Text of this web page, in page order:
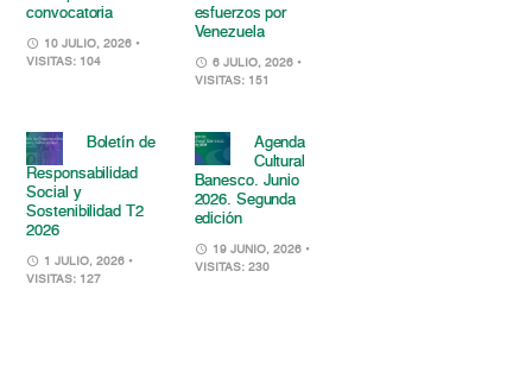
convocatoria
10 JULIO, 2026 •
VISITAS: 104
esfuerzos por
Venezuela
6 JULIO, 2026 •
VISITAS: 151
Boletín de
Responsabilidad
Social y
Sostenibilidad T2
2026
1 JULIO, 2026 •
VISITAS: 127
Agenda
Cultural
Banesco. Junio
2026. Segunda
edición
19 JUNIO, 2026 •
VISITAS: 230